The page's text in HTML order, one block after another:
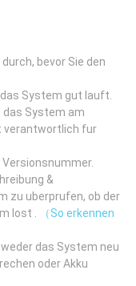
bevor Sie den
System gut lauft.
das System am
verantwortlich fur
&
zu uberprufen, ob der
lost .
（So erkennen
das System neu
oder Akku